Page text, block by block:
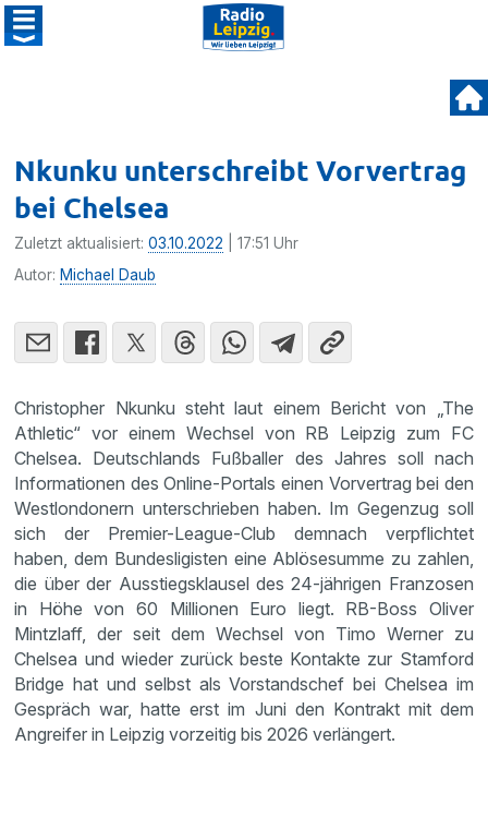
Nkunku unterschreibt Vorvertrag
bei Chelsea
Zuletzt aktualisiert:03.10.2022 | 17:51 Uhr
Autor: Michael Daub
Christopher Nkunku steht laut einem Bericht von „The
Athletic“ vor einem Wechsel von RB Leipzig zum FC
Chelsea. Deutschlands Fußballer des Jahres soll nach
Informationen des Online-Portals einen Vorvertrag bei den
Westlondonern unterschrieben haben. Im Gegenzug soll
sich der Premier-League-Club demnach verpflichtet
haben, dem Bundesligisten eine Ablösesumme zu zahlen,
die über der Ausstiegsklausel des 24-jährigen Franzosen
in Höhe von 60 Millionen Euro liegt. RB-Boss Oliver
Mintzlaff, der seit dem Wechsel von Timo Werner zu
Chelsea und wieder zurück beste Kontakte zur Stamford
Bridge hat und selbst als Vorstandschef bei Chelsea im
Gespräch war, hatte erst im Juni den Kontrakt mit dem
Angreifer in Leipzig vorzeitig bis 2026 verlängert.